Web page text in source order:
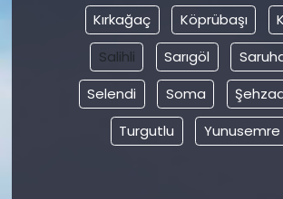
Kırkağaç
Köprübaşı
Salihli
Sarıgöl
Selendi
Soma
Turgutlu
Yunusemre